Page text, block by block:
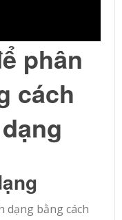
phân
cách
dạng bằng cách